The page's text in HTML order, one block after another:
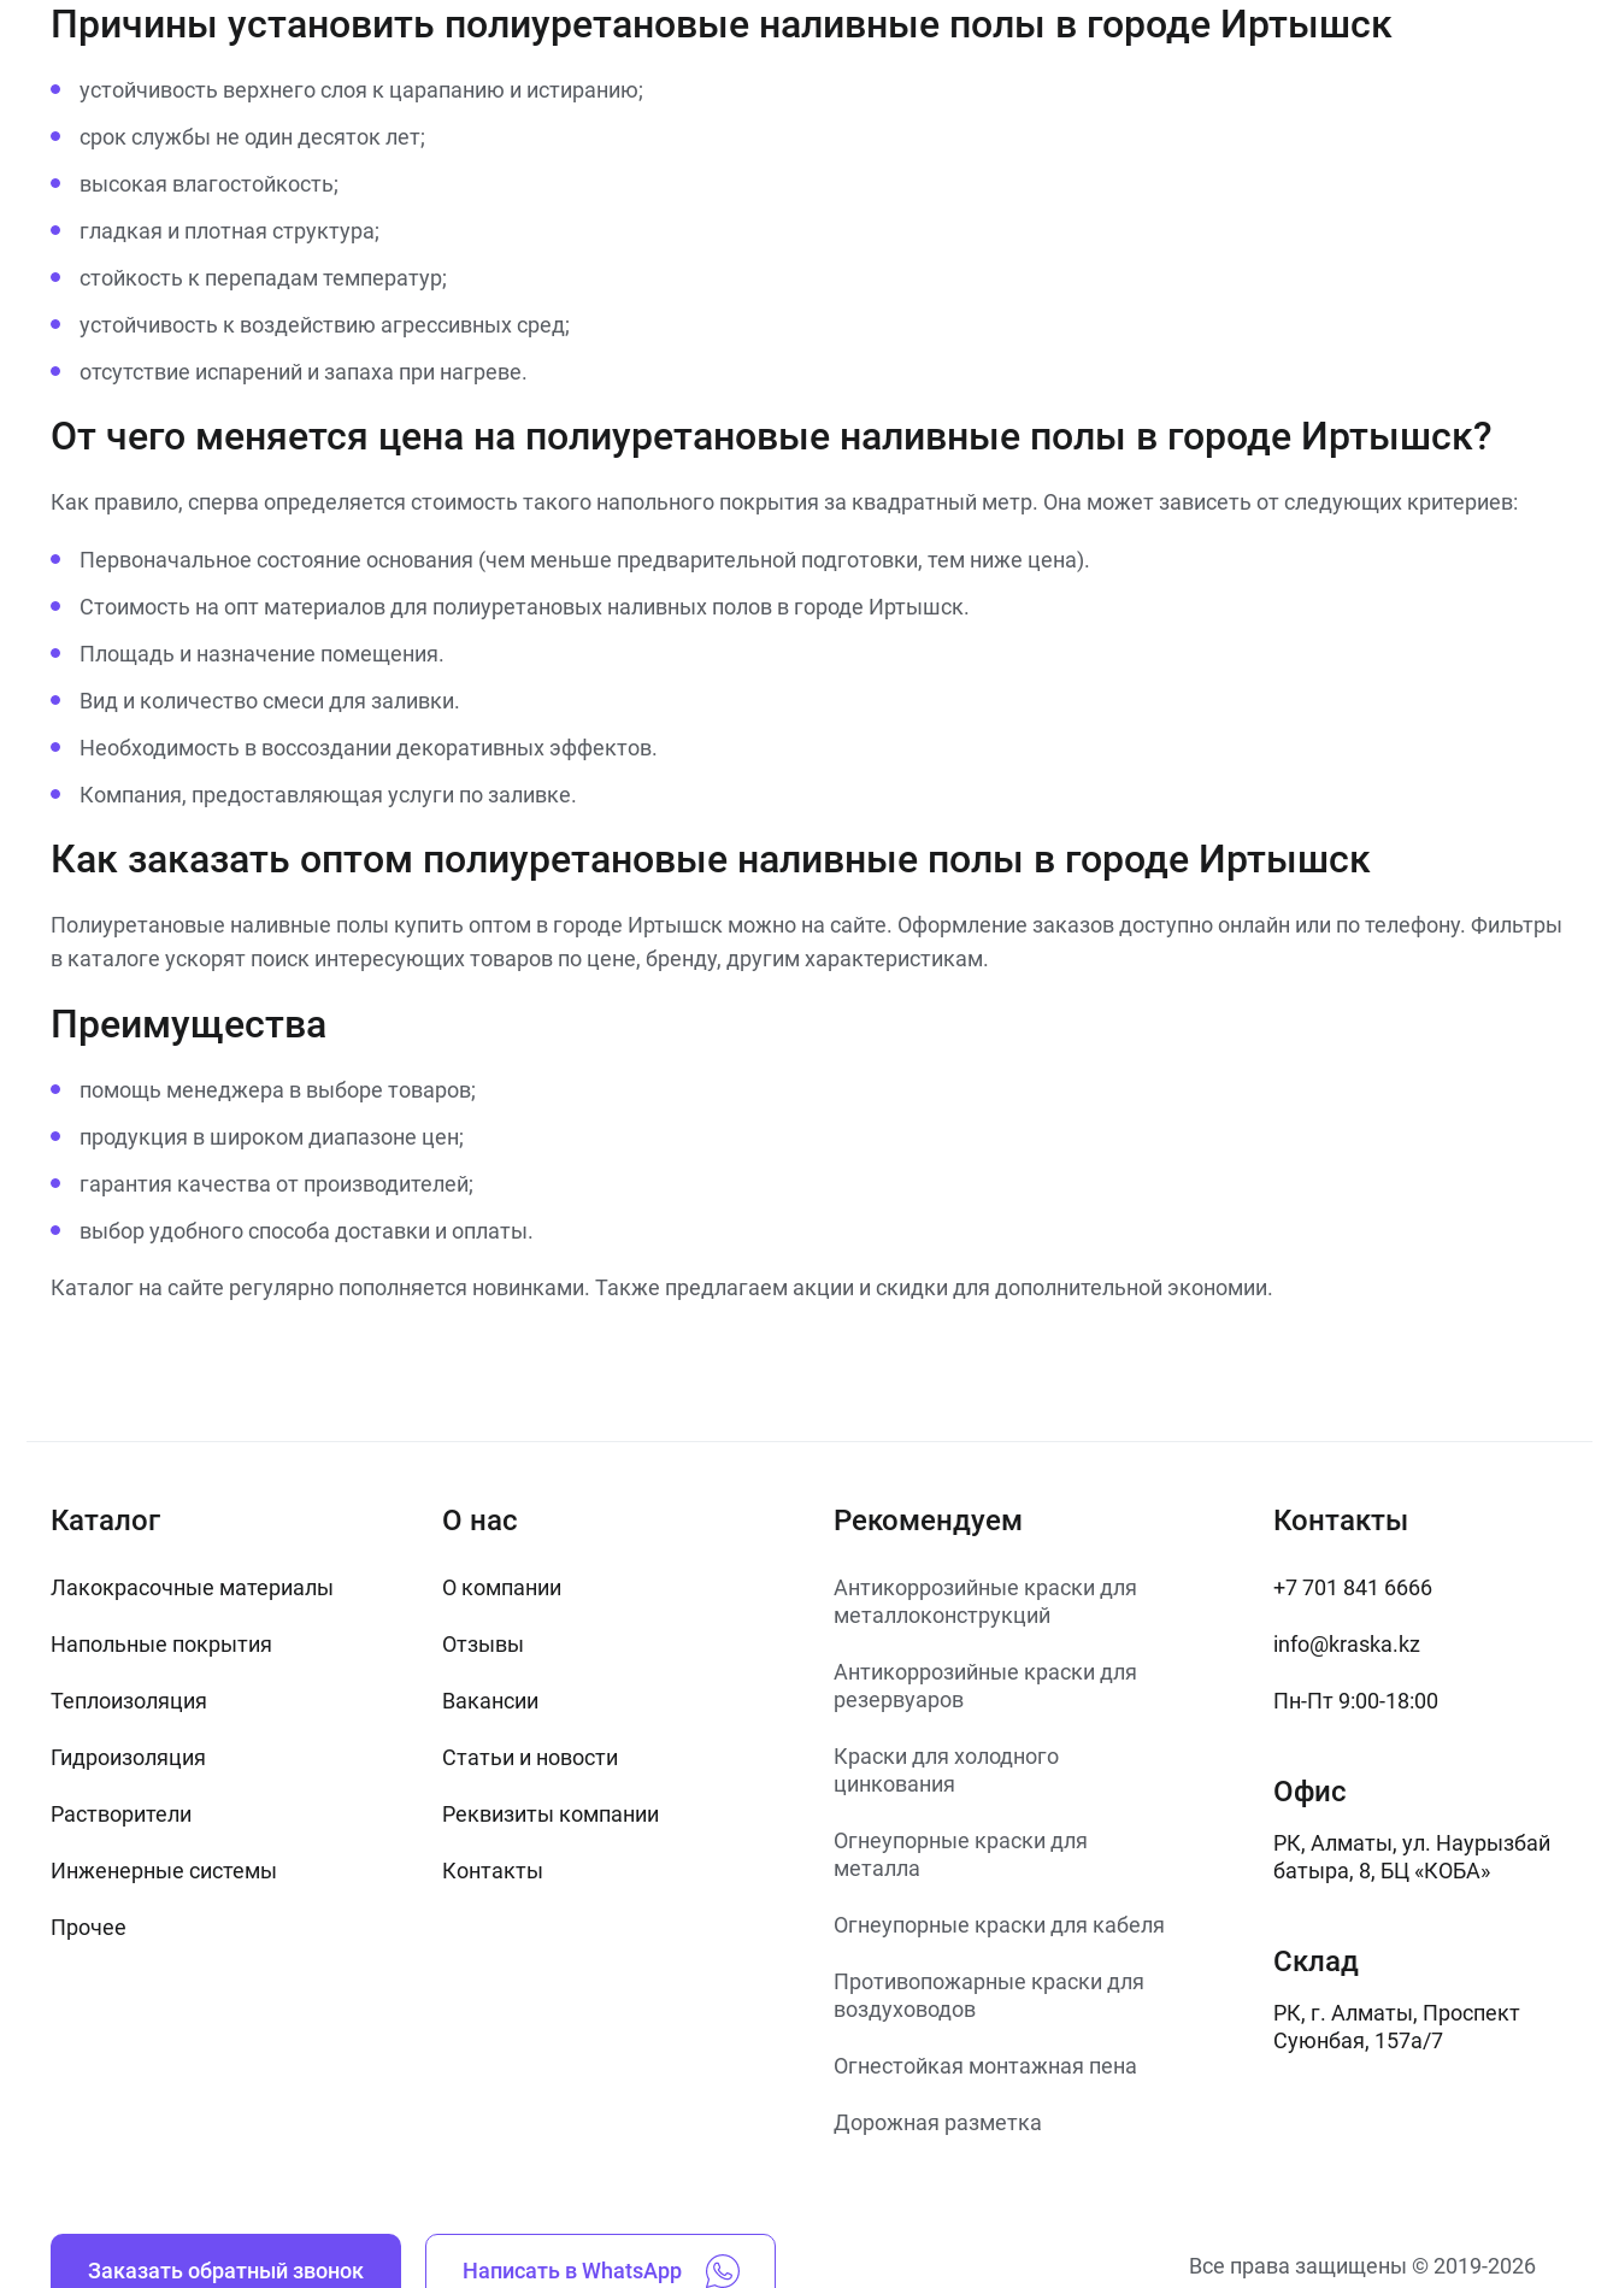
Причины установить полиуретановые наливные полы в городе Иртышск
устойчивость верхнего слоя к царапанию и истиранию;
срок службы не один десяток лет;
высокая влагостойкость;
гладкая и плотная структура;
стойкость к перепадам температур;
устойчивость к воздействию агрессивных сред;
отсутствие испарений и запаха при нагреве.
От чего меняется цена на полиуретановые наливные полы в городе Иртышск?
Как правило, сперва определяется стоимость такого напольного покрытия за квадратный метр. Она может зависеть от следующих критериев:
Первоначальное состояние основания (чем меньше предварительной подготовки, тем ниже цена).
Стоимость на опт материалов для полиуретановых наливных полов в городе Иртышск.
Площадь и назначение помещения.
Вид и количество смеси для заливки.
Необходимость в воссоздании декоративных эффектов.
Компания, предоставляющая услуги по заливке.
Как заказать оптом полиуретановые наливные полы в городе Иртышск
Полиуретановые наливные полы купить оптом в городе Иртышск можно на сайте. Оформление заказов доступно онлайн или по телефону. Фильтры
в каталоге ускорят поиск интересующих товаров по цене, бренду, другим характеристикам.
Преимущества
помощь менеджера в выборе товаров;
продукция в широком диапазоне цен;
гарантия качества от производителей;
выбор удобного способа доставки и оплаты.
Каталог на сайте регулярно пополняется новинками. Также предлагаем акции и скидки для дополнительной экономии.
Каталог
Лакокрасочные материалы
Напольные покрытия
Теплоизоляция
Гидроизоляция
Растворители
Инженерные системы
Прочее
О нас
О компании
Отзывы
Вакансии
Статьи и новости
Реквизиты компании
Контакты
Рекомендуем
Антикоррозийные краски для
металлоконструкций
Антикоррозийные краски для
резервуаров
Краски для холодного
цинкования
Огнеупорные краски для
металла
Огнеупорные краски для кабеля
Противопожарные краски для
воздуховодов
Огнестойкая монтажная пена
Дорожная разметка
Контакты
+7 701 841 6666
info@kraska.kz
Пн-Пт 9:00-18:00
Офис
РК, Алматы, ул. Наурызбай
батыра, 8, БЦ «КОБА»
Склад
РК, г. Алматы, Проспект
Суюнбая, 157а/7
Заказать обратный звонок Написать в WhatsApp Все права защищены © 2019-2026